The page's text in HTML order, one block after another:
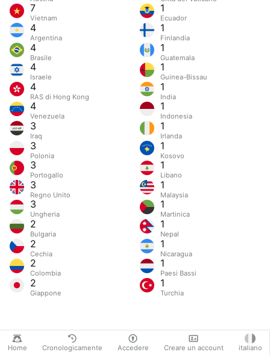
Home Cronologicamente Accedere Creare un account italiano
7
Vietnam
4
Argentina
4
Brasile
4
Israele
4
RAS di Hong Kong
4
Venezuela
3
Iraq
3
Polonia
3
Portogallo
3
Regno Unito
3
Ungheria
2
Bulgaria
2
Cechia
2
Colombia
2
Giappone
1
Ecuador
1
Finlandia
1
Guatemala
1
Guinea-Bissau
1
India
1
Indonesia
1
Irlanda
1
Kosovo
1
Libano
1
Malaysia
1
Martinica
1
Nepal
1
Nicaragua
1
Paesi Bassi
1
Turchia